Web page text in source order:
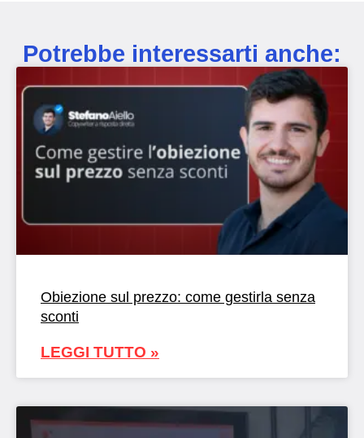
Potrebbe interessarti anche:
Obiezione sul prezzo: come gestirla senza
sconti
LEGGI TUTTO »